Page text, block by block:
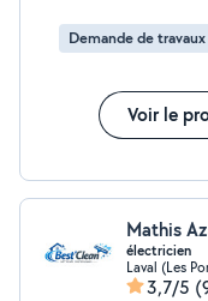
Demande de
Voir le
Mathis
électricien
Laval (Les
3,7/5